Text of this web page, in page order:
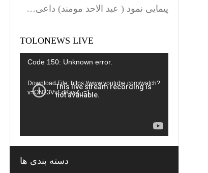
پیمایی نمود ( عبد الاحد مومند) داعی…
TOLONEWS LIVE
Video
Code 150: Unknown error.
Download File: https://www.youtube.com/watch?
v=ON33VvEdKas&_=1
دسته بندی ها